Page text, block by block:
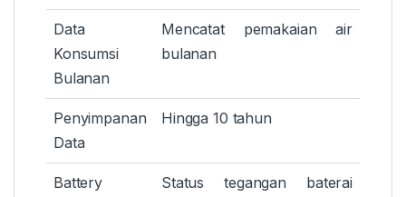
Data
Konsumsi
Bulanan
Mencatat pemakaian air
bulanan
Penyimpanan
Data
Hingga 10 tahun
Battery
Status tegangan baterai